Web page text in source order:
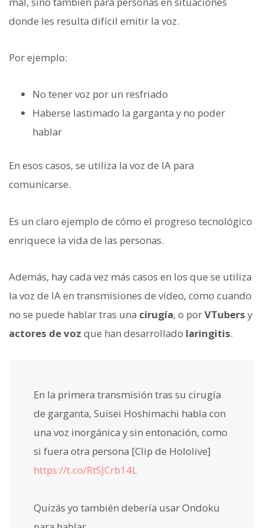
donde les resulta difícil emitir la voz.
Por ejemplo:
No tener voz por un resfriado
Haberse lastimado la garganta y no poder
hablar
En esos casos, se utiliza la voz de IA para
comunicarse.
Es un claro ejemplo de cómo el progreso tecnológico
enriquece la vida de las personas.
Además, hay cada vez más casos en los que se utiliza
la voz de IA en transmisiones de vídeo, como cuando
no se puede hablar tras una cirugía, o porVTubers y
actores de voz que han desarrollado laringitis.
En la primera transmisión tras su cirugía
de garganta, Suisei Hoshimachi habla con
una voz inorgánica y sin entonación, como
si fuera otra persona [Clip de Hololive]
https://t.co/RtSJCrb14L
Quizás yo también debería usar Ondoku